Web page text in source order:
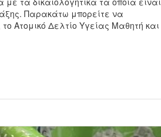
Παρακάτω μπορείτε να
Ατομικό Δελτίο Υγείας Μαθητή και